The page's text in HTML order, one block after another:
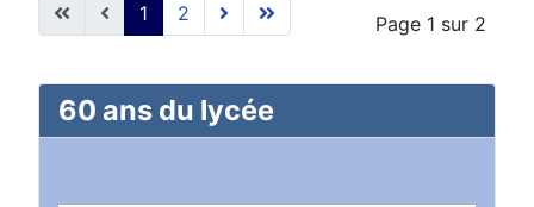
Page 1 sur 2
1 2
60 ans du lycée